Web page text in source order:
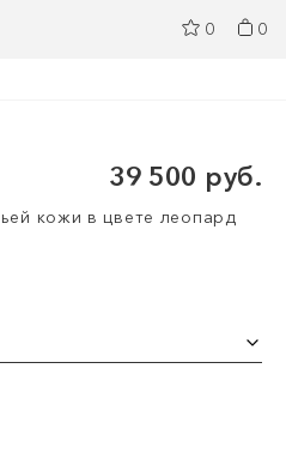
0 0
39 500 руб.
кожи в цвете леопард